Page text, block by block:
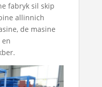
fabryksil skip
allinnich
de masine